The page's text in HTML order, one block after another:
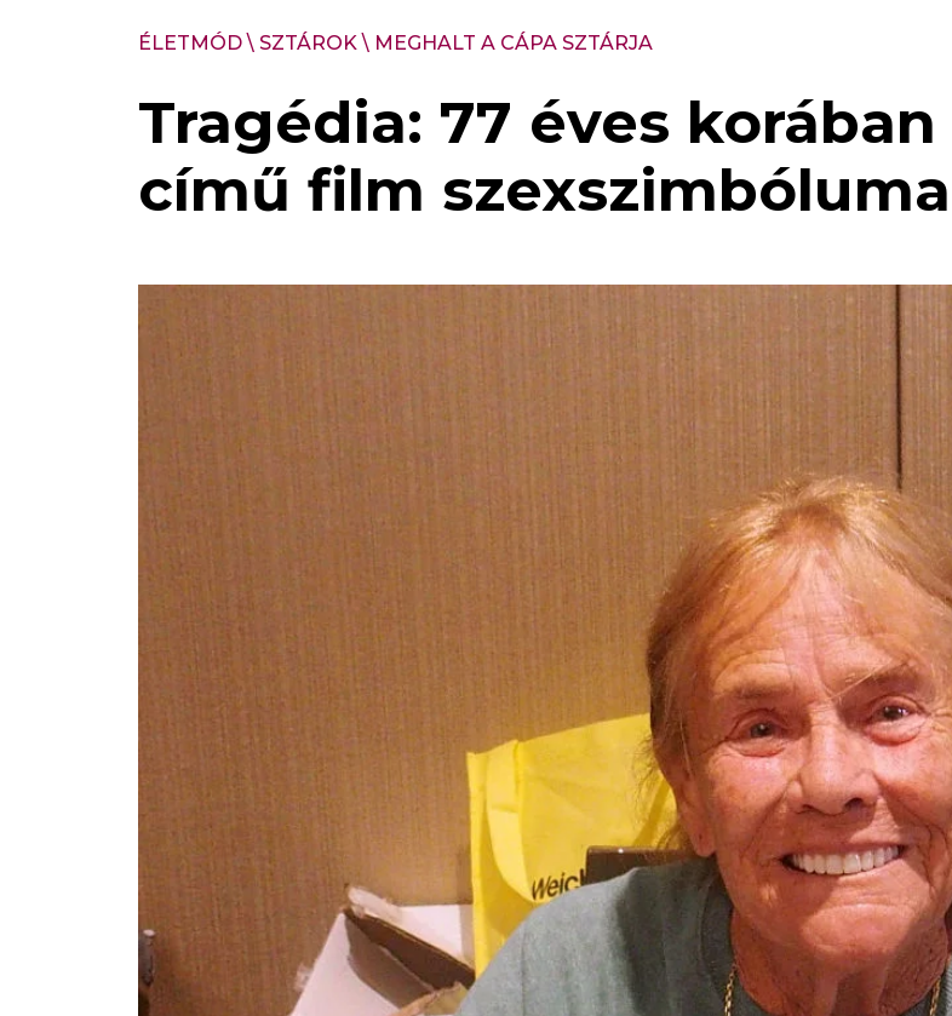
ÉLETMÓD\ SZTÁROK\ MEGHALT A CÁPA SZTÁRJA
Tragédia: 77 éves
című film szexszimbóluma